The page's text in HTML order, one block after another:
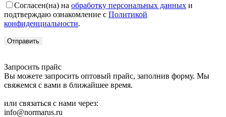
Согласен(на) на обработку персональных данных и
подтверждаю ознакомление с Политикой
конфиденциальности.
Запросить прайс
Вы можете запросить оптовый прайс, заполнив форму. Мы
свяжемся с вами в ближайшее время.
или связаться с нами через:
info@normarus.ru